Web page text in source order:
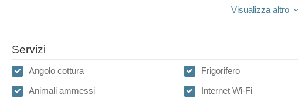
Visualizza altro
Servizi
Angolo cottura
Animali ammessi
Frigorifero
Internet Wi-Fi